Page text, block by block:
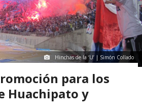
Hinchas de la ‘U’ | Simón Collado
para los
Huachipato y